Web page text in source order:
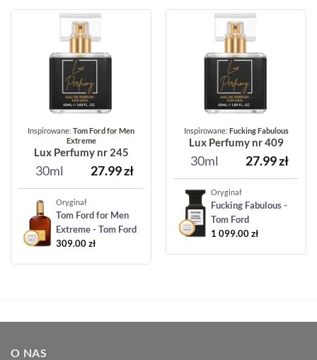
Inspirowane: Tom Ford for Men
Extreme
Lux Perfumy nr 245
30ml 27.99zł
Oryginał
Tom Ford for Men
Extreme - Tom Ford
309.00zł
Inspirowane: Fucking Fabulous
Lux Perfumy nr 409
30ml 27.99zł
Oryginał
Fucking Fabulous -
Tom Ford
1 099.00zł
O NAS